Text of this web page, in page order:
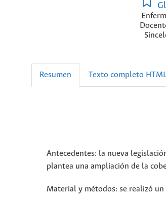
Resumen Texto completo
Antecedentes: la nueva
plantea una ampliación de la
Material y métodos: se realizó